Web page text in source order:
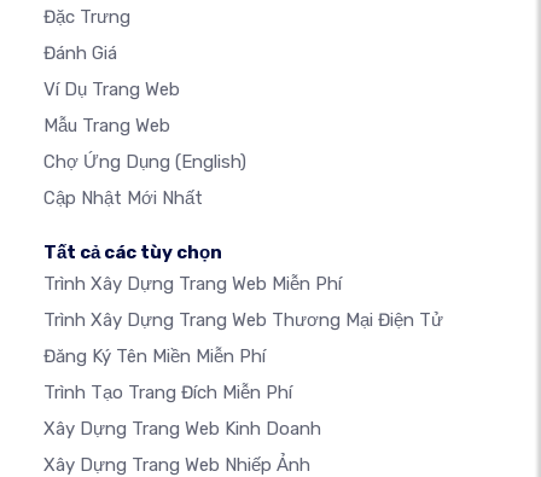
Đặc Trưng
Đánh Giá
Ví Dụ Trang Web
Mẫu Trang Web
Chợ Ứng Dụng (English)
Cập Nhật Mới Nhất
Tất cả các tùy chọn
Trình Xây Dựng Trang Web Miễn Phí
Trình Xây Dựng Trang Web Thương Mại Điện Tử
Đăng Ký Tên Miền Miễn Phí
Trình Tạo Trang Đích Miễn Phí
Xây Dựng Trang Web Kinh Doanh
Xây Dựng Trang Web Nhiếp Ảnh